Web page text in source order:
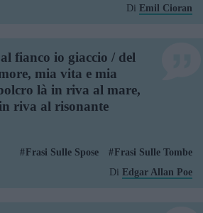
Di Emil Cioran
fianco io giaccio / del
mia vita e mia
là in riva al mare,
riva al risonante
Frasi Sulle Spose
Frasi Sulle Tombe
Di Edgar Allan Poe